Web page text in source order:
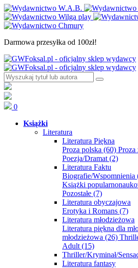
Darmowa przesyłka od 100zł!
0
Książki
Literatura
Literatura Piękna
Proza polska (60) Proza
Poezja/Dramat (2)
Literatura Faktu
Biografie/Wspomnienia
Książki
Pozostałe (7)
Literatura obyczajowa
Erotyka i Romans (7)
Literatura młodzieżowa
Literatura piękna dla
młodzieżowa (26)
Adult (15)
Thriller/Kryminał/
Literatura fantasy